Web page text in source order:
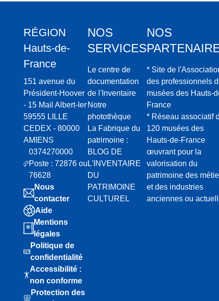
RÉGION
Hauts-de-
France
151 avenue du
Président-Hoover
- 15 Mail Albert-Ier
59555 LILLE
CEDEX - 80000
AMIENS
0374270000
Poste : 72876 ou
76628
Nous
contacter
Aide
Mentions
légales
Politique de
confidentialité
Accessibilité :
non conforme
Protection des
NOS
SERVICES
Le centre de
documentation
de l'Inventaire
Notre
photothèque
La Fabrique du
patrimoine :
BLOG DE
L'INVENTAIRE
DU
PATRIMOINE
CULTUREL
NOS
* Site de
des professionnels
musées des Hauts-
France
* Réseau associatif
120 musées des
Hauts-de-France
œuvrant pour la
valorisation du
patrimoine des
et des industries
anciennes ou